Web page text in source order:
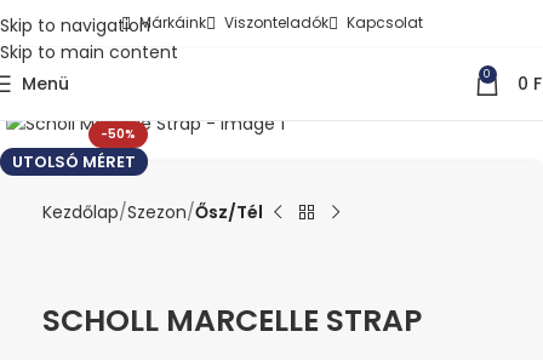
Skip to navigation
Skip to main content
Márkáink Viszonteladók Kapcsolat
Menü 0 0
-50%
UTOLSÓ MÉRET
Kezdőlap Szezon Ősz/Tél
SCHOLL MARCELLE STRAP